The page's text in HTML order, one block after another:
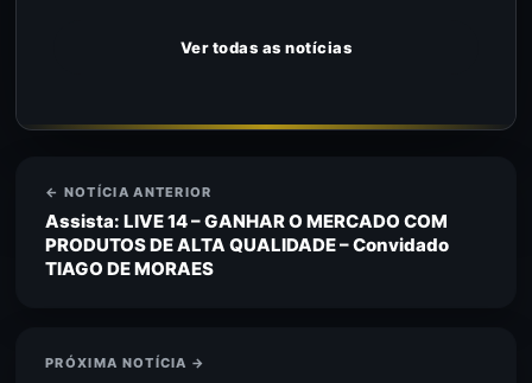
Ver todas as notícias
← NOTÍCIA ANTERIOR
Assista: LIVE 14 – GANHAR O MERCADO COM
PRODUTOS DE ALTA QUALIDADE – Convidado
TIAGO DE MORAES
PRÓXIMA NOTÍCIA →